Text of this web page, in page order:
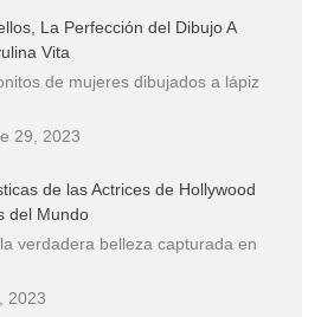
La Perfección del Dibujo A
Vita
de mujeres dibujados a lápiz
29, 2023
de las Actrices de Hollywood
del Mundo
verdadera belleza capturada en
2023